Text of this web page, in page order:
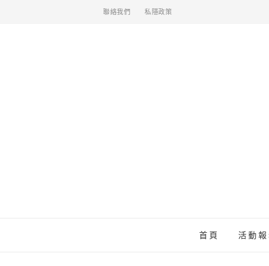
聯絡我們 私隱政策
首頁 活動報